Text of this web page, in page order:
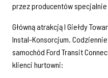
przez producentów specjalnie
Główną atrakcją I Giełdy
Instal-Konsorcjum.
samochód Ford Transit
klienci hurtowni: